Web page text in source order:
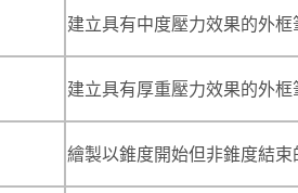
建立具有中度壓力效果的外框
建立具有厚重壓力效果的外框
繪製以錐度開始但非錐度結束